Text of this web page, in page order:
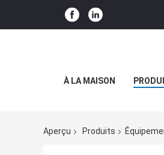
À LA MAISON
Aperçu Produits